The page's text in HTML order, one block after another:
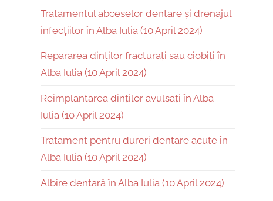
Tratamentul abceselor dentare și drenajul
infecțiilor în Alba Iulia (10 April 2024)
Repararea dinților fracturați sau ciobiți în
Alba Iulia (10 April 2024)
Reimplantarea dinților avulsați în Alba
Iulia (10 April 2024)
Tratament pentru dureri dentare acute în
Alba Iulia (10 April 2024)
Albire dentară în Alba Iulia (10 April 2024)